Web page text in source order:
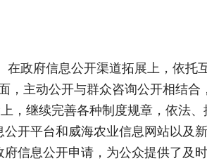
政府信息公开渠道拓展上，依托
，主动公开与群众咨询公开相结合
，继续完善各种制度规章，依法、
开平台和威海农业信息网站以及
信息公开申请，为公众提供了及